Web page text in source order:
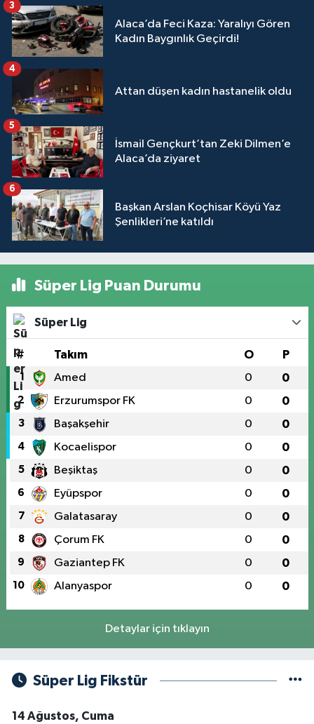
Alaca’da Feci Kaza: Yaralıyı Gören
Kadın Baygınlık Geçirdi!
3
Attan düşen kadın hastanelik oldu
4
İsmail Gençkurt’tan Zeki Dilmen’e
Alaca’da ziyaret
5
Başkan Arslan Koçhisar Köyü Yaz
Şenlikleri’ne katıldı
6
Süper Lig Puan Durumu
Süper Lig
# Takım O P
1 Amed 0 0
2 Erzurumspor FK 0 0
3 Başakşehir 0 0
4 Kocaelispor 0 0
5 Beşiktaş 0 0
6 Eyüpspor 0 0
7 Galatasaray 0 0
8 Çorum FK 0 0
9 Gaziantep FK 0 0
10 Alanyaspor 0 0
Detaylar için tıklayın
Süper Lig Fikstür
14 Ağustos, Cuma